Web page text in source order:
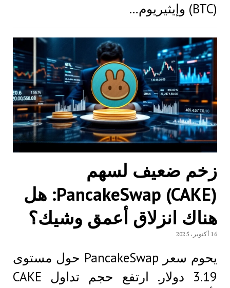
(BTC) وإيثيريوم…
زخم ضعيف لسهم
PancakeSwap (CAKE): هل
هناك انزلاق أعمق وشيك؟
16 أكتوبر، 2025
يحوم سعر PancakeSwap حول مستوى
3.19 دولار. ارتفع حجم تداول CAKE